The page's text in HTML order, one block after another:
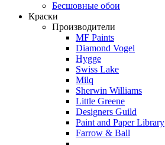
Бесшовные обои
Краски
Производители
MF Paints
Diamond Vogel
Hygge
Swiss Lake
Milq
Sherwin Williams
Little Greene
Designers Guild
Paint and Paper Library
Farrow & Ball